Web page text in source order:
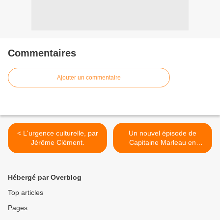
Commentaires
Ajouter un commentaire
< L'urgence culturelle, par
Jérôme Clément.
Un nouvel épisode de
Capitaine Marleau en
tournage, avec Muriel
Hébergé par Overblog
Top articles
Pages